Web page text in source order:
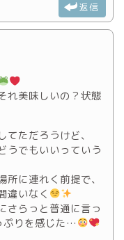
返信
れ美味しいの？状態
ただろうけど、
うでもいいっていう
に連れく前提で、
違いなく
さらっと普通に言っ
ぷりを感じた…